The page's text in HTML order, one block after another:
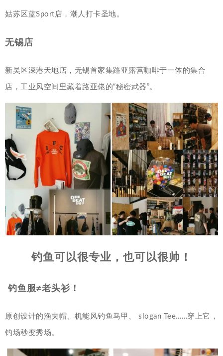
姑苏区蓝Sport店，潮人打卡圣地。
无锡店
新吴区深港天地店，无锡首家集路亚露营咖啡于一体的集合
店，工业风空间里藏着路亚佬的“秘密武器”。
钓鱼可以很专业，也可以很帅！
钓鱼服≠老头衫！
原创设计的渔夫帽、机能风钓鱼马甲、 slogan Tee……穿上它，
钓场秒变秀场。